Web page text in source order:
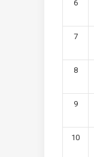
6
7
8
9
10